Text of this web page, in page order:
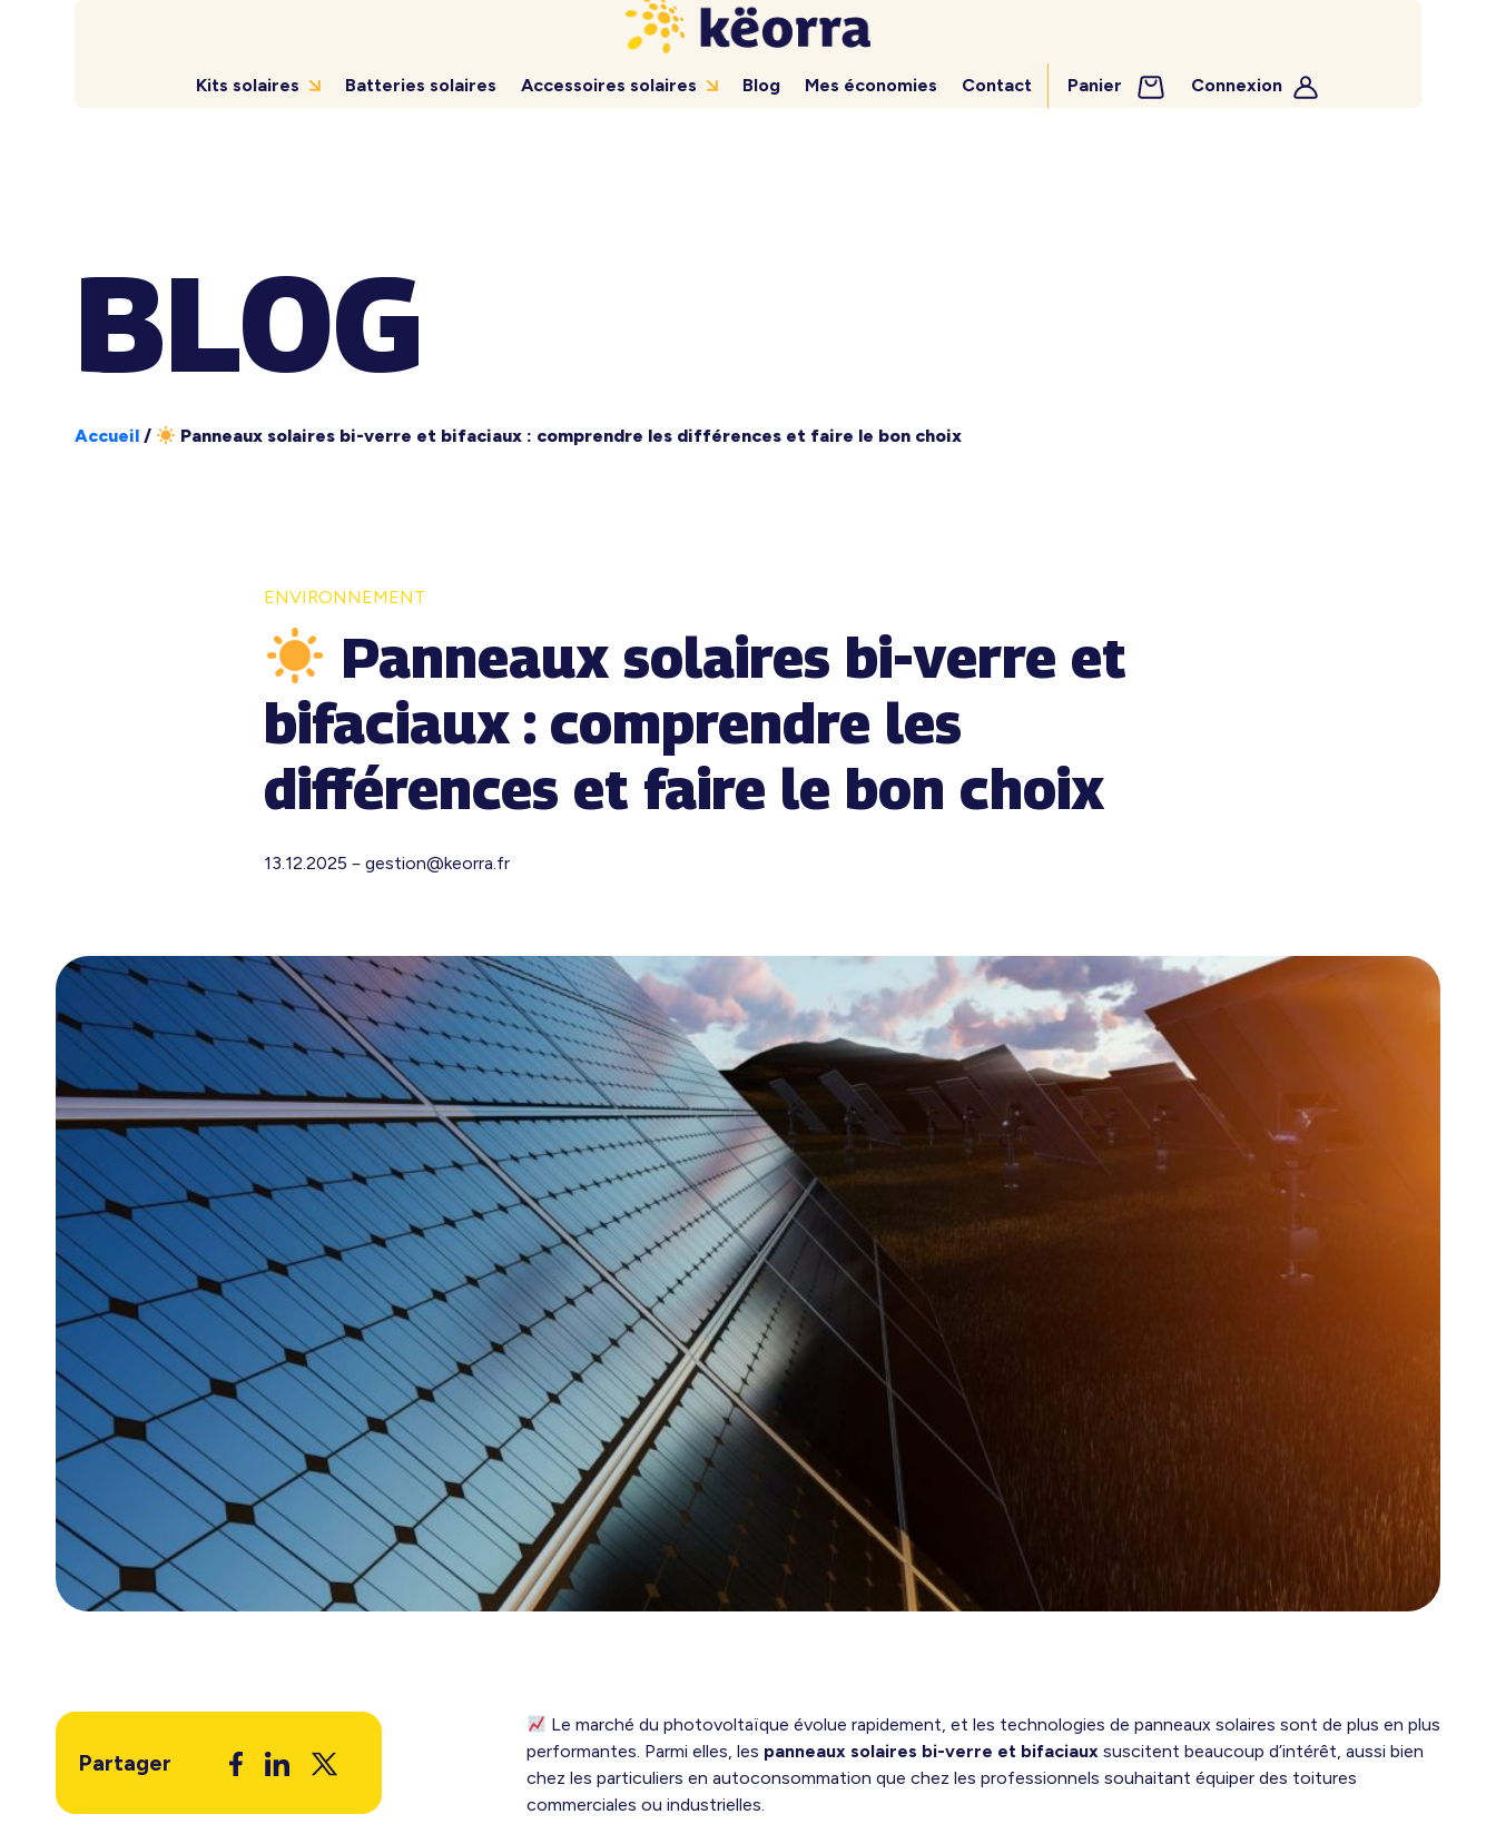
Kits solaires Batteries solaires Accessoires solaires Blog Mes économies Contact Panier Connexion
BLOG
Accueil / Panneaux solaires bi-verre et bifaciaux : comprendre les différences et faire le bon choix
ENVIRONNEMENT
Panneaux solaires bi-verre et
bifaciaux : comprendre les
différences et faire le bon choix
13.12.2025 – gestion@keorra.fr
Partager
Le marché du photovoltaïque évolue rapidement, et les technologies de panneaux solaires sont de plus en plus
performantes. Parmi elles, les panneaux solaires bi-verre et bifaciauxsuscitent beaucoup d’intérêt, aussi bien
chez les particuliers en autoconsommation que chez les professionnels souhaitant équiper des toitures
commerciales ou industrielles.